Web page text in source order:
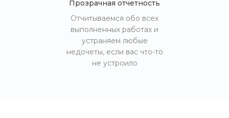
Прозрачная отчетность
Отчитываемся обо всех
выполненных работах и
устраняем любые
недочеты, если вас что-то
не устроило